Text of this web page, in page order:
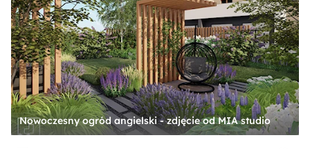
Nowoczesny ogród angielski - zdjęcie od MIA studio